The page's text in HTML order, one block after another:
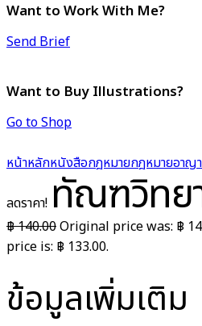
Want to Work With Me?
Send Brief
Want to Buy Illustrations?
Go to Shop
หน้าหลักหนังสือกฎหมายกฎหมายอาญ
ลดราคา! ทัณฑวิทย
฿140.00Original price was: ฿
price is: ฿ 133.00.
ข้อมูลเพิ่มเติม